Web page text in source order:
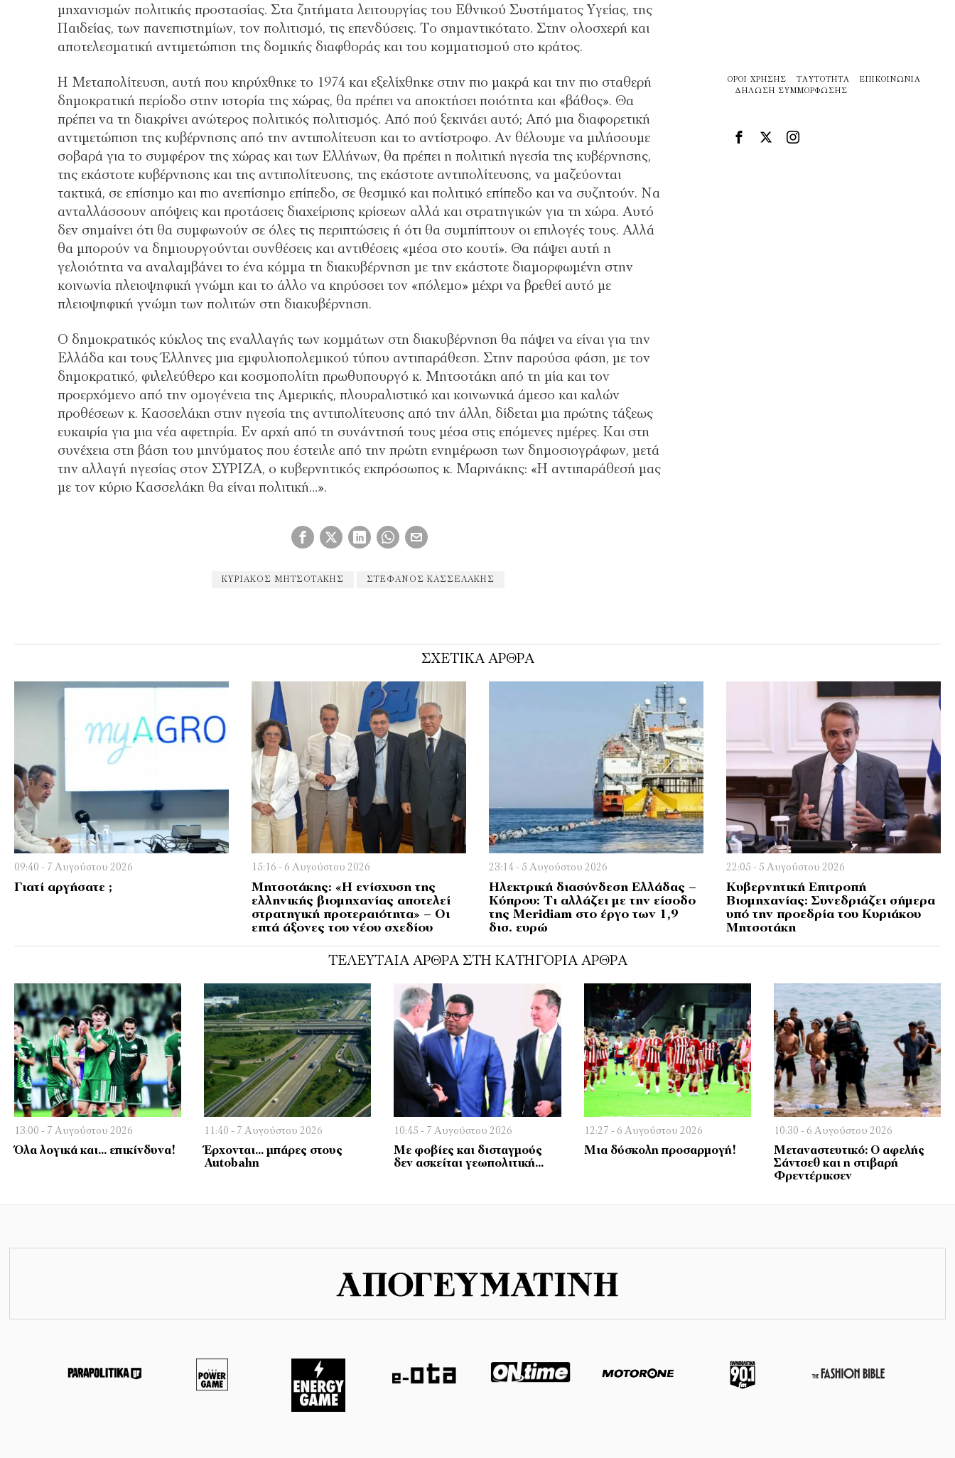
μηχανισμών πολιτικής προστασίας. Στα ζητήματα λειτουργίας του Εθνικού Συστήματος Υγείας, της
Παιδείας, των πανεπιστημίων, τον πολιτισμό, τις επενδύσεις. Το σημαντικότατο. Στην ολοσχερή και
αποτελεσματική αντιμετώπιση της δομικής διαφθοράς και του κομματισμού στο κράτος.
Η Μεταπολίτευση, αυτή που κηρύχθηκε το 1974 και εξελίχθηκε στην πιο μακρά και την πιο σταθερή
δημοκρατική περίοδο στην ιστορία της χώρας, θα πρέπει να αποκτήσει ποιότητα και «βάθος». Θα
πρέπει να τη διακρίνει ανώτερος πολιτικός πολιτισμός. Από πού ξεκινάει αυτό; Από μια διαφορετική
αντιμετώπιση της κυβέρνησης από την αντιπολίτευση και το αντίστροφο. Αν θέλουμε να μιλήσουμε
σοβαρά για το συμφέρον της χώρας και των Ελλήνων, θα πρέπει η πολιτική ηγεσία της κυβέρνησης,
της εκάστοτε κυβέρνησης και της αντιπολίτευσης, της εκάστοτε αντιπολίτευσης, να μαζεύονται
τακτικά, σε επίσημο και πιο ανεπίσημο επίπεδο, σε θεσμικό και πολιτικό επίπεδο και να συζητούν. Να
ανταλλάσσουν απόψεις και προτάσεις διαχείρισης κρίσεων αλλά και στρατηγικών για τη χώρα. Αυτό
δεν σημαίνει ότι θα συμφωνούν σε όλες τις περιπτώσεις ή ότι θα συμπίπτουν οι επιλογές τους. Αλλά
θα μπορούν να δημιουργούνται συνθέσεις και αντιθέσεις «μέσα στο κουτί». Θα πάψει αυτή η
γελοιότητα να αναλαμβάνει το ένα κόμμα τη διακυβέρνηση με την εκάστοτε διαμορφωμένη στην
κοινωνία πλειοψηφική γνώμη και το άλλο να κηρύσσει τον «πόλεμο» μέχρι να βρεθεί αυτό με
πλειοψηφική γνώμη των πολιτών στη διακυβέρνηση.
Ο δημοκρατικός κύκλος της εναλλαγής των κομμάτων στη διακυβέρνηση θα πάψει να είναι για την
Ελλάδα και τους Έλληνες μια εμφυλιοπολεμικού τύπου αντιπαράθεση. Στην παρούσα φάση, με τον
δημοκρατικό, φιλελεύθερο και κοσμοπολίτη πρωθυπουργό κ. Μητσοτάκη από τη μία και τον
προερχόμενο από την ομογένεια της Αμερικής, πλουραλιστικό και κοινωνικά άμεσο και καλών
προθέσεων κ. Κασσελάκη στην ηγεσία της αντιπολίτευσης από την άλλη, δίδεται μια πρώτης τάξεως
ευκαιρία για μια νέα αφετηρία. Εν αρχή από τη συνάντησή τους μέσα στις επόμενες ημέρες. Και στη
συνέχεια στη βάση του μηνύματος που έστειλε από την πρώτη ενημέρωση των δημοσιογράφων, μετά
την αλλαγή ηγεσίας στον ΣΥΡΙΖΑ, ο κυβερνητικός εκπρόσωπος κ. Μαρινάκης: «Η αντιπαράθεσή μας
με τον κύριο Κασσελάκη θα είναι πολιτική…».
ΚΥΡΙΆΚΟΣ ΜΗΤΣΟΤΆΚΗΣ ΣΤΈΦΑΝΟΣ ΚΑΣΣΕΛΆΚΗΣ
ΌΡΟΙ ΧΡΉΣΗΣ ΤΑΥΤΌΤΗΤΑ
ΕΠΙΚΟΙΝΩΝΊΑ
ΔΉΛΩΣΗ ΣΥΜΜΌΡΦΩΣΗΣ
ΣΧΕΤΙΚΑ ΑΡΘΡΑ
09:40 - 7 Αυγούστου 2026
Γιατί αργήσατε ;
15:16 - 6 Αυγούστου 2026
Μητσοτάκης: «Η ενίσχυση της
ελληνικής βιομηχανίας αποτελεί
στρατηγική προτεραιότητα» – Οι
επτά άξονες του νέου σχεδίου
23:14 - 5 Αυγούστου 2026
Ηλεκτρική διασύνδεση Ελλάδας –
Κύπρου: Τι αλλάζει με την είσοδο
της Meridiam στο έργο των 1,9
δισ. ευρώ
22:05 - 5 Αυγούστου 2026
Κυβερνητική Επιτροπή
Βιομηχανίας: Συνεδριάζει σήμερα
υπό την προεδρία του Κυριάκου
Μητσοτάκη
ΤΕΛΕΥΤΑΊΑ ΆΡΘΡΑ ΣΤΗ ΚΑΤΗΓΟΡΊΑ ΆΡΘΡΑ
13:00 - 7 Αυγούστου 2026
Όλα λογικά και… επικίνδυνα!
11:40 - 7 Αυγούστου 2026
Έρχονται… μπάρες στους
Autobahn
10:45 - 7 Αυγούστου 2026
Με φοβίες και δισταγμούς
δεν ασκείται γεωπολιτική…
12:27 - 6 Αυγούστου 2026
Μια δύσκολη προσαρμογή!
10:30 - 6 Αυγούστου 2026
Μεταναστευτικό: Ο αφελής
Σάντσεθ και η στιβαρή
Φρεντέρικσεν